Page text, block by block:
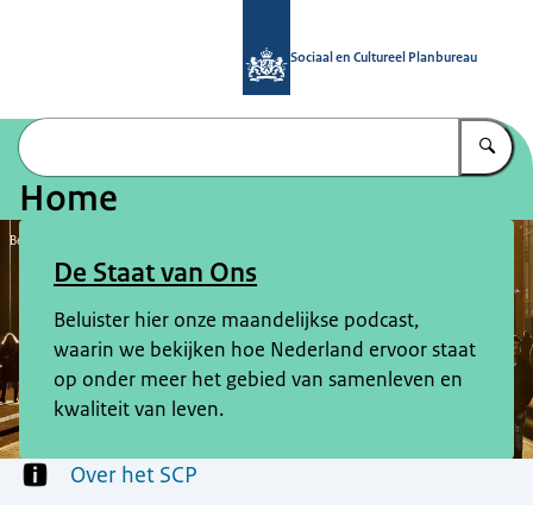
Sociaal en Cultureel Planbureau
Home
Beeld: © EMMA
De Staat van Ons
Beluister hier onze maandelijkse podcast,
waarin we bekijken hoe Nederland ervoor staat
op onder meer het gebied van samenleven en
kwaliteit van leven.
Menu Over het SCP